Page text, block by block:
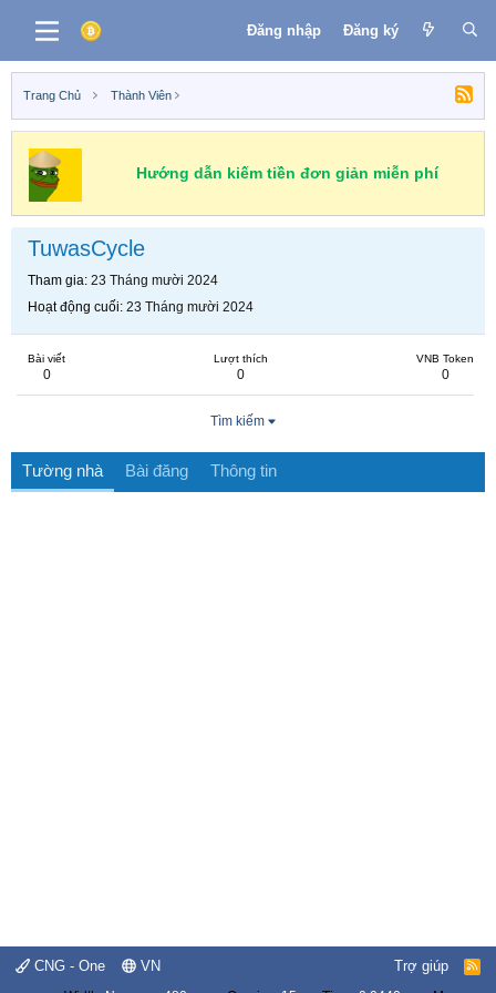
Đăng nhập Đăng ký
Trang Chủ Thành Viên
Hướng dẫn kiếm tiền đơn giản miễn phí
TuwasCycle
Tham gia 23 Tháng mười 2024
Hoạt động cuối 23 Tháng mười 2024
Bài viết
0
Lượt thích
0
VNB Token
0
Tìm kiếm
Tường nhà Bài đăng Thông tin
CNG - One VN Trợ giúp
R